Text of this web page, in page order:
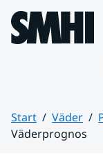
Hoppa till sidans
Start Väder
Väderprognos